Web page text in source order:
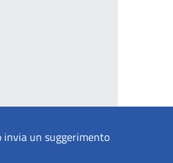
invia un suggerimento